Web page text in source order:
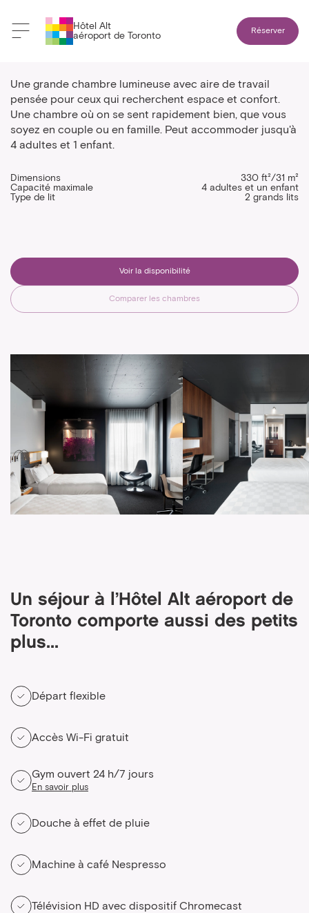
Hôtel Alt
aéroport de Toronto
Réserver
Une grande chambre lumineuse avec aire de travail
pensée pour ceux qui recherchent espace et confort.
Une chambre où on se sent rapidement bien, que vous
soyez en couple ou en famille. Peut accommoder jusqu'à
4 adultes et 1 enfant.
Dimensions
330 ft²/31 m²
Capacité maximale
4 adultes et un enfant
Type de lit
2 grands lits
Comparer les chambres
Voir la disponibilité
Un séjour à l’Hôtel Alt aéroport de
Toronto comporte aussi des petits
plus...
Départ flexible
Accès Wi-Fi gratuit
Gym ouvert 24 h/7 jours
En savoir plus
Douche à effet de pluie
Machine à café Nespresso
Télévision HD avec dispositif Chromecast